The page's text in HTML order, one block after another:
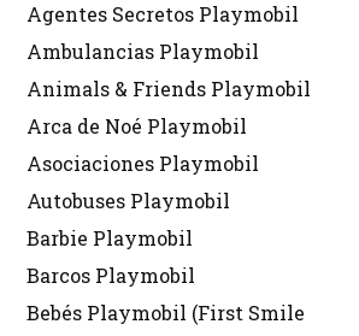
Agentes Secretos Playmobil
Ambulancias Playmobil
Animals & Friends Playmobil
Arca de Noé Playmobil
Asociaciones Playmobil
Autobuses Playmobil
Barbie Playmobil
Barcos Playmobil
Bebés Playmobil (First Smile